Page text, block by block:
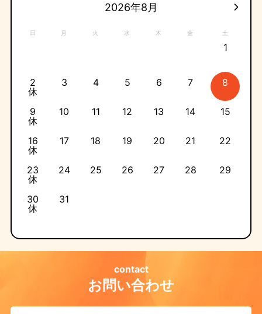
2026年8月
日 月 火 水 木 金 土
1
2
休
3 4 5 6 7 8
9
休
10 11 12 13 14 15
16
休
17 18 19 20 21 22
23
休
24 25 26 27 28 29
30
休
31
お問い合わせ
contact